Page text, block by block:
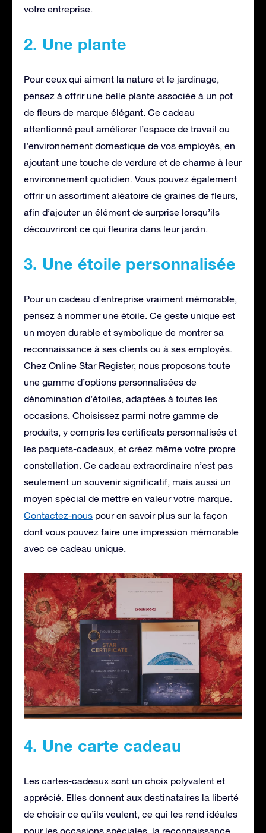
votre entreprise.
2. Une plante
Pour ceux qui aiment la nature et le jardinage,
pensez à offrir une belle plante associée à un pot
de fleurs de marque élégant. Ce cadeau
attentionné peut améliorer l’espace de travail ou
l’environnement domestique de vos employés, en
ajoutant une touche de verdure et de charme à leur
environnement quotidien. Vous pouvez également
offrir un assortiment aléatoire de graines de fleurs,
afin d’ajouter un élément de surprise lorsqu’ils
découvriront ce qui fleurira dans leur jardin.
3. Une étoile personnalisée
Pour un cadeau d’entreprise vraiment mémorable,
pensez à nommer une étoile. Ce geste unique est
un moyen durable et symbolique de montrer sa
reconnaissance à ses clients ou à ses employés.
Chez Online Star Register, nous proposons toute
une gamme d’options personnalisées de
dénomination d’étoiles, adaptées à toutes les
occasions. Choisissez parmi notre gamme de
produits, y compris les certificats personnalisés et
les paquets-cadeaux, et créez même votre propre
constellation. Ce cadeau extraordinaire n’est pas
seulement un souvenir significatif, mais aussi un
moyen spécial de mettre en valeur votre marque.
Contactez-nous pour en savoir plus sur la façon
dont vous pouvez faire une impression mémorable
avec ce cadeau unique.
4. Une carte cadeau
Les cartes-cadeaux sont un choix polyvalent et
apprécié. Elles donnent aux destinataires la liberté
de choisir ce qu’ils veulent, ce qui les rend idéales
pour les occasions spéciales, la reconnaissance